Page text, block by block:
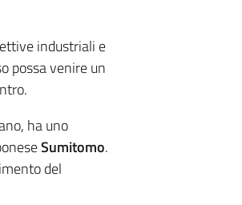
industriali e
possa venire un
ha uno
Sumitomo.
del